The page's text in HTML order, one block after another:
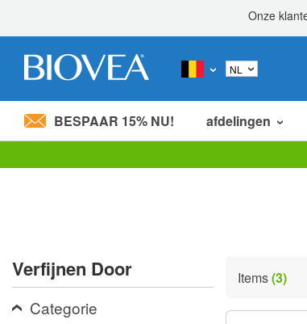
Let
Druk
op
Control-
F11
BESPAAR 15% NU! afdelingen
Verfijnen Door
Categorie
Items(3)